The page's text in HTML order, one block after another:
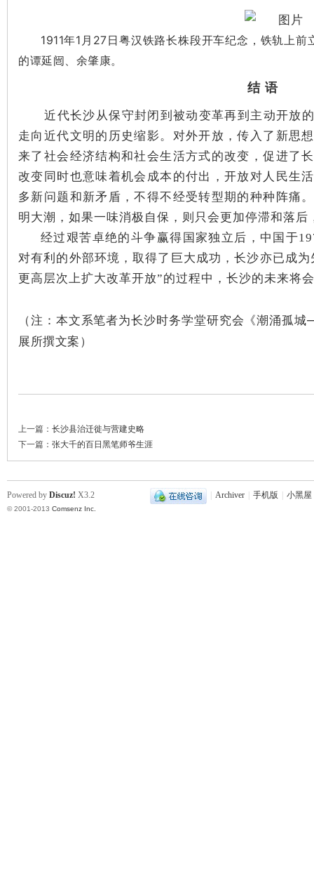
1911年1月27日粤汉铁路长株段开车纪念，铁轨上
的谭延闿、余肇康。
结 语
近代长沙从保守封闭到被动变革再到主动开放
走向近代文明的历史缩影。 对外开放，传入了新思
来了社会经济结构和社会生活方式的改变，促进了
改变 同时也意味着机会成本 的付出，开放对人民生
多新问题和新矛盾，不得不经受转型期的种种阵痛。
明大潮，如果一味消极自保，则只会更加停滞和落
经过艰苦卓绝的斗争赢得国家独立后，中国于
对有利的外部环境，取得了巨大成功，长沙亦已成
更高层次上扩大改革开放”的过程中，长沙的未来将
（注：本文系笔者为长沙时务学堂研究会《潮涌孤
展所撰文案）
上一篇： 长沙县治迁徙与营建史略
下一篇： 张大千的百日黑笔师爷生涯
Archiver 手机版 小黑屋
Powered by Discuz! X3.2
© 2001-2013 Comsenz Inc.